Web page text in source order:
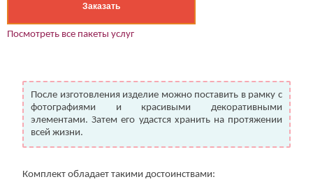
Заказать
Посмотреть все пакеты услуг
После изготовления изделие можно поставить в рамку с
фотографиями и красивыми декоративными
элементами. Затем его удастся хранить на протяжении
всей жизни.
Комплект обладает такими достоинствами: